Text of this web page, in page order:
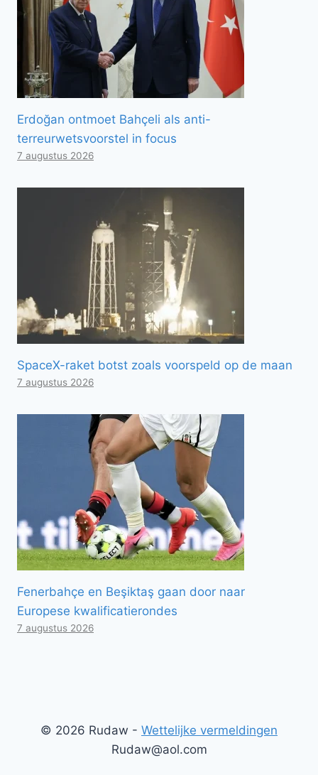
Erdoğan ontmoet Bahçeli als anti-
terreurwetsvoorstel in focus
7 augustus 2026
SpaceX-raket botst zoals voorspeld op de maan
7 augustus 2026
Fenerbahçe en Beşiktaş gaan door naar
Europese kwalificatierondes
7 augustus 2026
© 2026 Rudaw - Wettelijke vermeldingen
Rudaw@aol.com